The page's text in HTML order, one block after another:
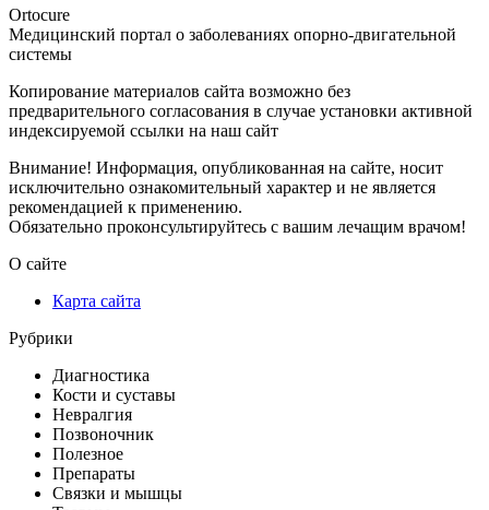
Ortocure
Медицинский портал о заболеваниях опорно-двигательной
системы
Копирование материалов сайта возможно без
предварительного согласования в случае установки активной
индексируемой ссылки на наш сайт
Внимание! Информация, опубликованная на сайте, носит
исключительно ознакомительный характер и не является
рекомендацией к применению.
Обязательно проконсультируйтесь с вашим лечащим врачом!
О сайте
Карта сайта
Рубрики
Диагностика
Кости и суставы
Невралгия
Позвоночник
Полезное
Препараты
Связки и мышцы